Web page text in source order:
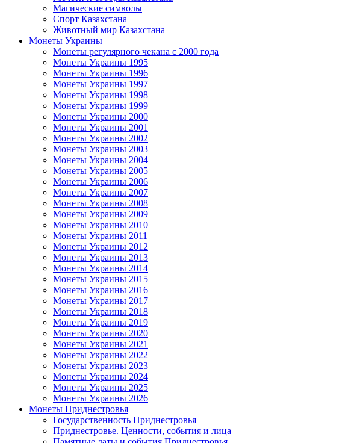
Магические символы
Спорт Казахстана
Животный мир Казахстана
Монеты Украины
Монеты регулярного чекана с 2000 года
Монеты Украины 1995
Монеты Украины 1996
Монеты Украины 1997
Монеты Украины 1998
Монеты Украины 1999
Монеты Украины 2000
Монеты Украины 2001
Монеты Украины 2002
Монеты Украины 2003
Монеты Украины 2004
Монеты Украины 2005
Монеты Украины 2006
Монеты Украины 2007
Монеты Украины 2008
Монеты Украины 2009
Монеты Украины 2010
Монеты Украины 2011
Монеты Украины 2012
Монеты Украины 2013
Монеты Украины 2014
Монеты Украины 2015
Монеты Украины 2016
Монеты Украины 2017
Монеты Украины 2018
Монеты Украины 2019
Монеты Украины 2020
Монеты Украины 2021
Монеты Украины 2022
Монеты Украины 2023
Монеты Украины 2024
Монеты Украины 2025
Монеты Украины 2026
Монеты Приднестровья
Государственность Приднестровья
Приднестровье. Ценности, события и лица